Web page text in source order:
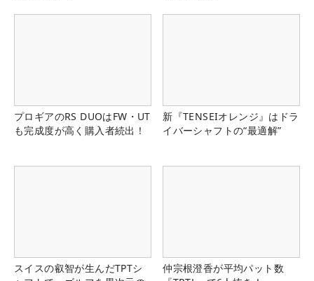
プロギアのRS DUOはFW・UT
も完成度が高く購入者続出！
新『TENSEIオレンジ』はドラ
イバーシャフトの“最適解”
スイスの叡智が生んだTPTシ
仲宗根澄香が平均パット数